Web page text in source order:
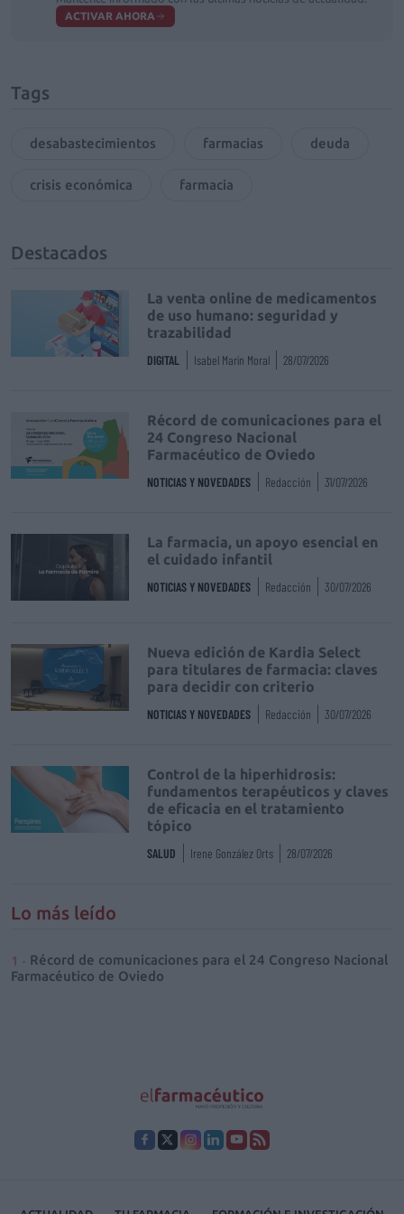
ACTIVAR AHORA
Tags
desabastecimientos farmacias deuda
crisis económica farmacia
Destacados
La venta online de medicamentos
de uso humano: seguridad y
trazabilidad
DIGITAL Isabel Marín Moral 28/07/2026
Récord de comunicaciones para el
24 Congreso Nacional
Farmacéutico de Oviedo
NOTICIAS Y NOVEDADES Redacción 31/07/2026
La farmacia, un apoyo esencial en
el cuidado infantil
NOTICIAS Y NOVEDADES Redacción 30/07/2026
Nueva edición de Kardia Select
para titulares de farmacia: claves
para decidir con criterio
NOTICIAS Y NOVEDADES Redacción 30/07/2026
Control de la hiperhidrosis:
fundamentos terapéuticos y claves
de eficacia en el tratamiento
tópico
SALUD Irene González Orts 28/07/2026
Lo más leído
Récord de comunicaciones para el 24 Congreso Nacional
Farmacéutico de Oviedo